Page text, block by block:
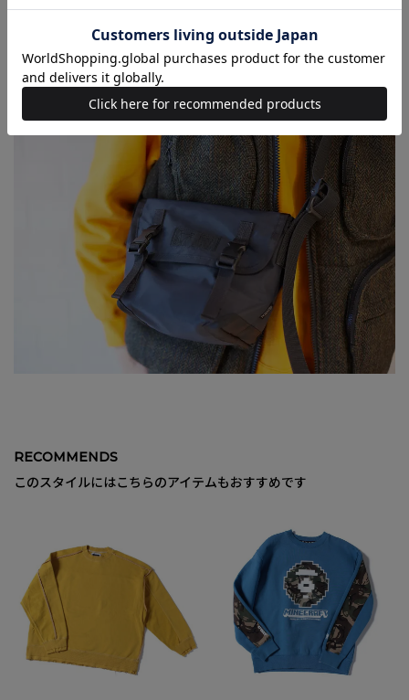
RECOMMENDS
このスタイルにはこちらのアイテムもおすすめです